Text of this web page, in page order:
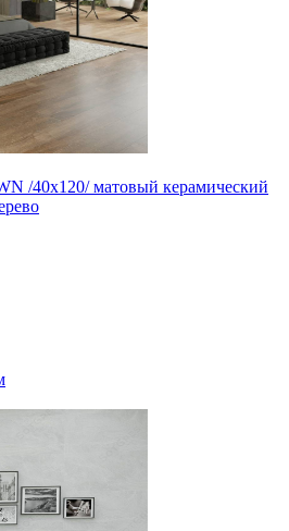
/40х120/ матовый керамический